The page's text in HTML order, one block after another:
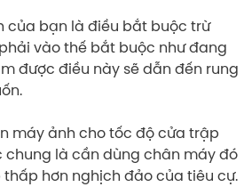
của bạn là điều bắt buộc trừ
vào thế bắt buộc như đang
được điều này sẽ dẫn đến rung
máy ảnh cho tốc độ cửa trập
chung là cần dùng chân máy đó
hơn nghịch đảo của tiêu cự.